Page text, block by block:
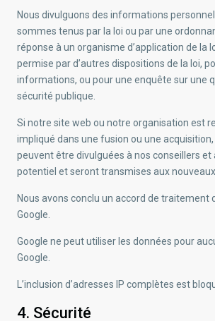
Nous divulguons des informations
sommes tenus par la loi ou par une
réponse à un organisme d’application de la
permise par d’autres dispositions de la loi,
informations, ou pour une enquête sur une
sécurité publique.
Si notre site web ou notre organisation est
impliqué dans une fusion ou une
peuvent être divulguées à nos conseillers
potentiel et seront transmises aux
Nous avons conclu un accord de traitement
Google.
Google ne peut utiliser les données pour
Google.
L’inclusion d’adresses IP complètes est
4. Sécurité